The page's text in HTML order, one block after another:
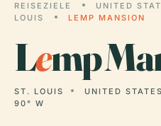
REISEZIELE UNITED
LOUIS
LEMP MANSION
Lemp
ST. LOUIS UNITED
90° W